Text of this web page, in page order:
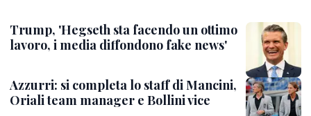
Trump, 'Hegseth sta facendo un ottimo
lavoro, i media diffondono fake news'
Azzurri: si completa lo staff di Mancini,
Oriali team manager e Bollini vice